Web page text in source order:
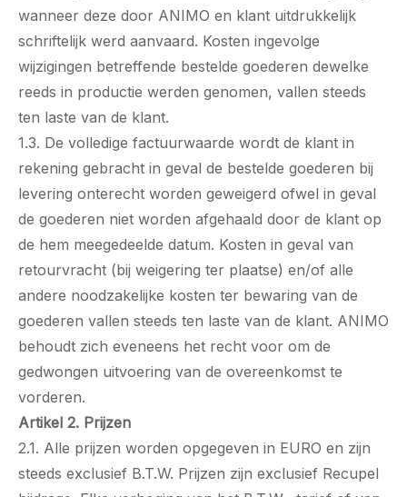
wanneer deze door ANIMO en klant uitdrukkelijk
schriftelijk werd aanvaard. Kosten ingevolge
wijzigingen betreffende bestelde goederen dewelke
reeds in productie werden genomen, vallen steeds
ten laste van de klant.
1.3. De volledige factuurwaarde wordt de klant in
rekening gebracht in geval de bestelde goederen bij
levering onterecht worden geweigerd ofwel in geval
de goederen niet worden afgehaald door de klant op
de hem meegedeelde datum. Kosten in geval van
retourvracht (bij weigering ter plaatse) en/of alle
andere noodzakelijke kosten ter bewaring van de
goederen vallen steeds ten laste van de klant. ANIMO
behoudt zich eveneens het recht voor om de
gedwongen uitvoering van de overeenkomst te
vorderen.
Artikel 2. Prijzen
2.1. Alle prijzen worden opgegeven in EURO en zijn
steeds exclusief B.T.W. Prijzen zijn exclusief Recupel